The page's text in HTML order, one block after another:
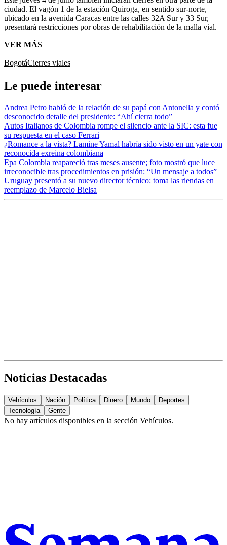
ciudad. El vagón 1 de la estación Quiroga, en sentido sur-norte,
ubicado en la avenida Caracas entre las calles 32A Sur y 33 Sur,
presentará restricciones por obras de rehabilitación de la malla vial.
VER MÁS
BogotáCierres viales
Le puede interesar
Andrea Petro habló de la relación de su papá con Antonella y contó
desconocido detalle del presidente: “Ahí cierra todo”
Autos Italianos de Colombia rompe el silencio ante la SIC: esta fue
su respuesta en el caso Ferrari
¿Romance a la vista? Lamine Yamal habría sido visto en un yate con
reconocida exreina colombiana
Epa Colombia reapareció tras meses ausente; foto mostró que luce
irreconocible tras procedimientos en prisión: “Un mensaje a todos”
Uruguay presentó a su nuevo director técnico: toma las riendas en
reemplazo de Marcelo Bielsa
Noticias Destacadas
Vehículos Nación Política Dinero Mundo
Deportes
Tecnología
Gente
No hay artículos disponibles en la sección Vehículos.